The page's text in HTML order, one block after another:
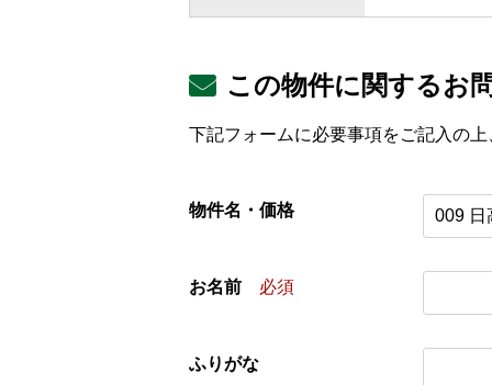
この物件に関するお
下記フォームに必要事項をご記入の
物件名・価格
お名前 必須
ふりがな